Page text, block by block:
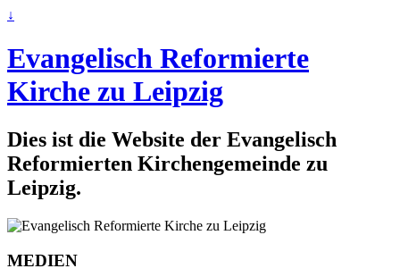
↓
Evangelisch Reformierte
Kirche zu Leipzig
Dies ist die Website der Evangelisch
Reformierten Kirchengemeinde zu
Leipzig.
MEDIEN